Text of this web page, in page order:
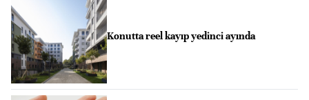
Konutta reel kayıp yedinci ayında